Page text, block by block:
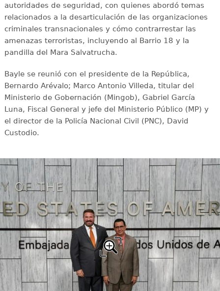
autoridades de seguridad, con quienes abordó temas
relacionados a la desarticulación de las organizaciones
criminales transnacionales y cómo contrarrestar las
amenazas terroristas, incluyendo al Barrio 18 y la
pandilla del Mara Salvatrucha.
Bayle se reunió con el presidente de la República,
Bernardo Arévalo; Marco Antonio Villeda, titular del
Ministerio de Gobernación (Mingob), Gabriel García
Luna, Fiscal General y jefe del Ministerio Público (MP) y
el director de la Policía Nacional Civil (PNC), David
Custodio.